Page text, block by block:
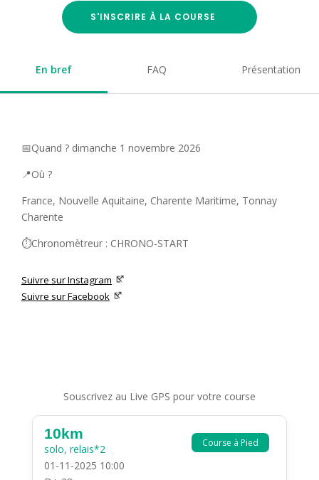
S'INSCRIRE À LA COURSE
En bref FAQ Présentation
📅Quand ? dimanche 1 novembre 2026
📍Où ?
France, Nouvelle Aquitaine, Charente Maritime, Tonnay
Charente
⏱️Chronomètreur : CHRONO-START
Suivre sur Instagram
Suivre sur Facebook
Souscrivez au Live GPS pour votre course
Course à Pied
10km
solo, relais*2
01-11-2025 10:00